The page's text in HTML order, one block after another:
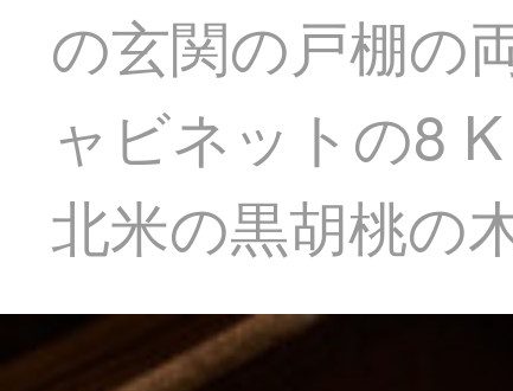
の玄関の戸棚の
ャビネットの8
北米の黒胡桃の